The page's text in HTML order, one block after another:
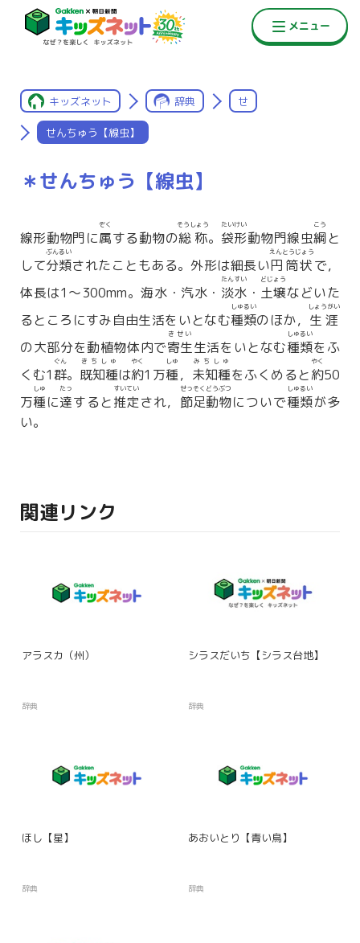
キッズネット 辞典 せ
せんちゅう【線虫】
＊せんちゅう【線虫】
線形動物門に属
ぞく
する動物の総称
そうしょう
。 袋形
たいけい
動物門線虫綱
こう
と
して分類
ぶんるい
されたこともある。外形は細長い円筒状
えんとうじょう
で，
体長は1〜300mm。海水・汽水・ 淡水
たんすい
・ 土壌
どじょう
などいた
るところにすみ自由生活をいとなむ種類
しゅるい
のほか， 生涯
しょうがい
の大部分を動植物体内で寄生
きせい
生活をいとなむ種類
しゅるい
をふ
くむ1群
ぐん
。 既知種
きちしゅ
は約
やく
1万種
しゅ
， 未知種
みちしゅ
をふくめると約
やく
50
万種
しゅ
に達
たっ
すると推定
すいてい
され， 節足動物
せっそくどうぶつ
についで種類
しゅるい
が多
い。
関連リンク
アラスカ（州）
辞典
シラスだいち【シラス台地】
辞典
ほし【星】
辞典
あおいとり【青い鳥】
辞典